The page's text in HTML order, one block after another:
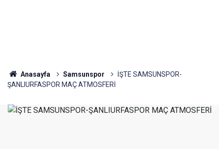
Anasayfa Samsunspor
İŞTE SAMSUNSPOR-
ŞANLIURFASPOR MAÇ ATMOSFERİ